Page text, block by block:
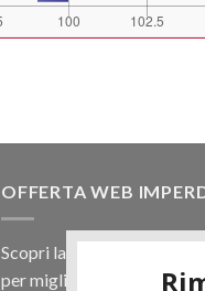
OFFERTA WEB
Scopri la nostra offerta
per migliaia di prodotti.